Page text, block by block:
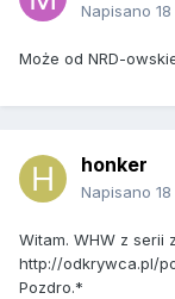
Napisano
Może od NRD-
honker
Napisano
Witam. WHW z serii
http://odkrywca.pl/
Pozdro.*